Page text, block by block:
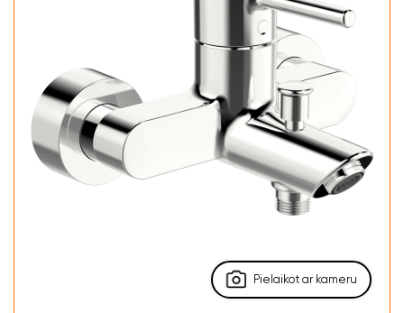
Pielaikot ar kameru